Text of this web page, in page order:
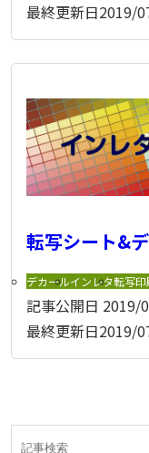
最終更新日2019/
転写シート&
デカールインレタ転写印
記事公開日 2019/
最終更新日2019/